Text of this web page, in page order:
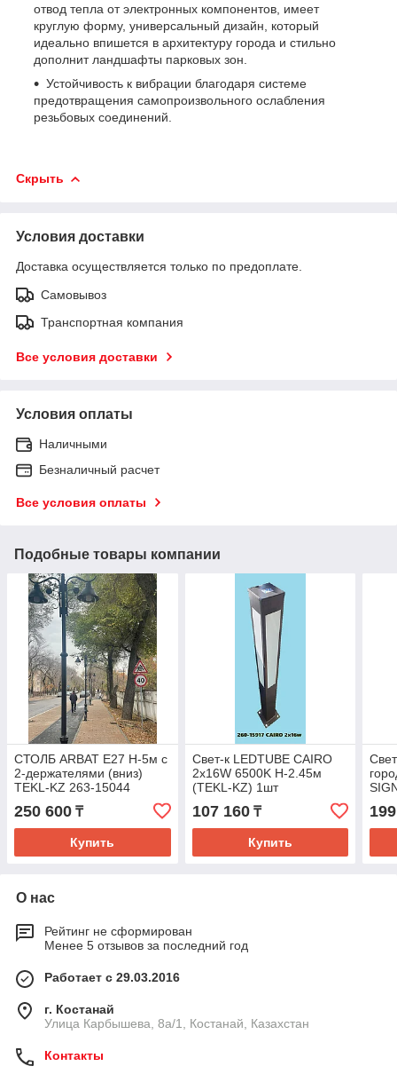
отвод тепла от электронных компонентов, имеет
круглую форму, универсальный дизайн, который
идеально впишется в архитектуру города и стильно
дополнит ландшафты парковых зон.
Устойчивость к вибрации благодаря системе
предотвращения самопроизвольного ослабления
резьбовых соединений.
Скрыть
Условия доставки
Доставка осуществляется только по предоплате.
Самовывоз
Транспортная компания
Все условия доставки
Условия оплаты
Наличными
Безналичный расчет
Все условия оплаты
Подобные товары компании
СТОЛБ ARBAT E27 H-5м с
2-держателями (вниз)
TEKL-KZ 263-15044
250 600 ₸
Купить
Свет-к LEDTUBE CAIRO
2x16W 6500K H-2.45м
(TEKL-KZ) 1шт
107 160₸
Купить
О нас
Рейтинг не сформирован
Менее 5 отзывов за последний год
Работает с 29.03.2016
г. Костанай
Улица Карбышева, 8а/1, Костанай, Казахстан
Контакты